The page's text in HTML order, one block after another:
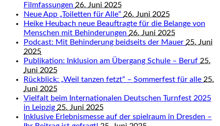
Filmfassungen 26. Juni 2025
Neue App „Toiletten für Alle“ 26. Juni 2025
Heike Heubach neue Beauftragte für die Belange von
Menschen mit Behinderungen 26. Juni 2025
Podcast: Mit Behinderung beidseits der Mauer 25. Juni
2025
Publikation: Inklusion am Übergang Schule – Beruf 25.
Juni 2025
Rückblick: „Weil tanzen fetzt“ – Sommerfest für alle 25.
Juni 2025
Vielfalt beim Internationalen Deutschen Turnfest 2025
in Leipzig 25. Juni 2025
Inklusive Erlebnismesse auf der spielraum in Dresden –